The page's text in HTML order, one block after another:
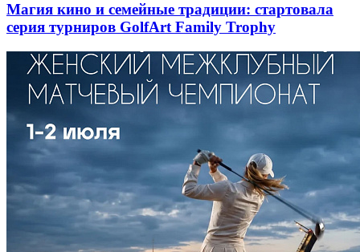
Магия кино и семейные традиции: стартовала
серия турниров GolfArt Family Trophy